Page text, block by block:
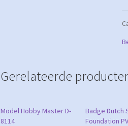
Gerelateerde
Model Hobby Master D-
8114
Badge Dutch
Foundation